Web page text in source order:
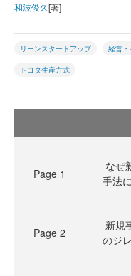
和波俊久[著]
リーンスタートアップ 経営
トヨタ生産方式
Page 1
なぜ
手法
Page 2
新規
のジ